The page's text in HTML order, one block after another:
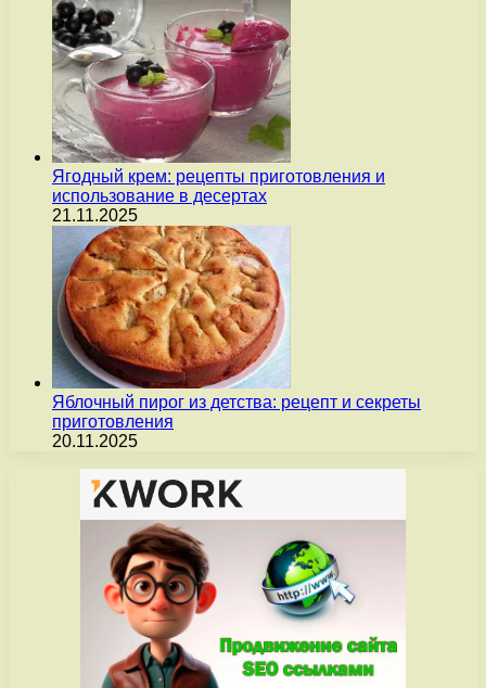
Ягодный крем: рецепты приготовления и
использование в десертах
21.11.2025
Яблочный пирог из детства: рецепт и секреты
приготовления
20.11.2025